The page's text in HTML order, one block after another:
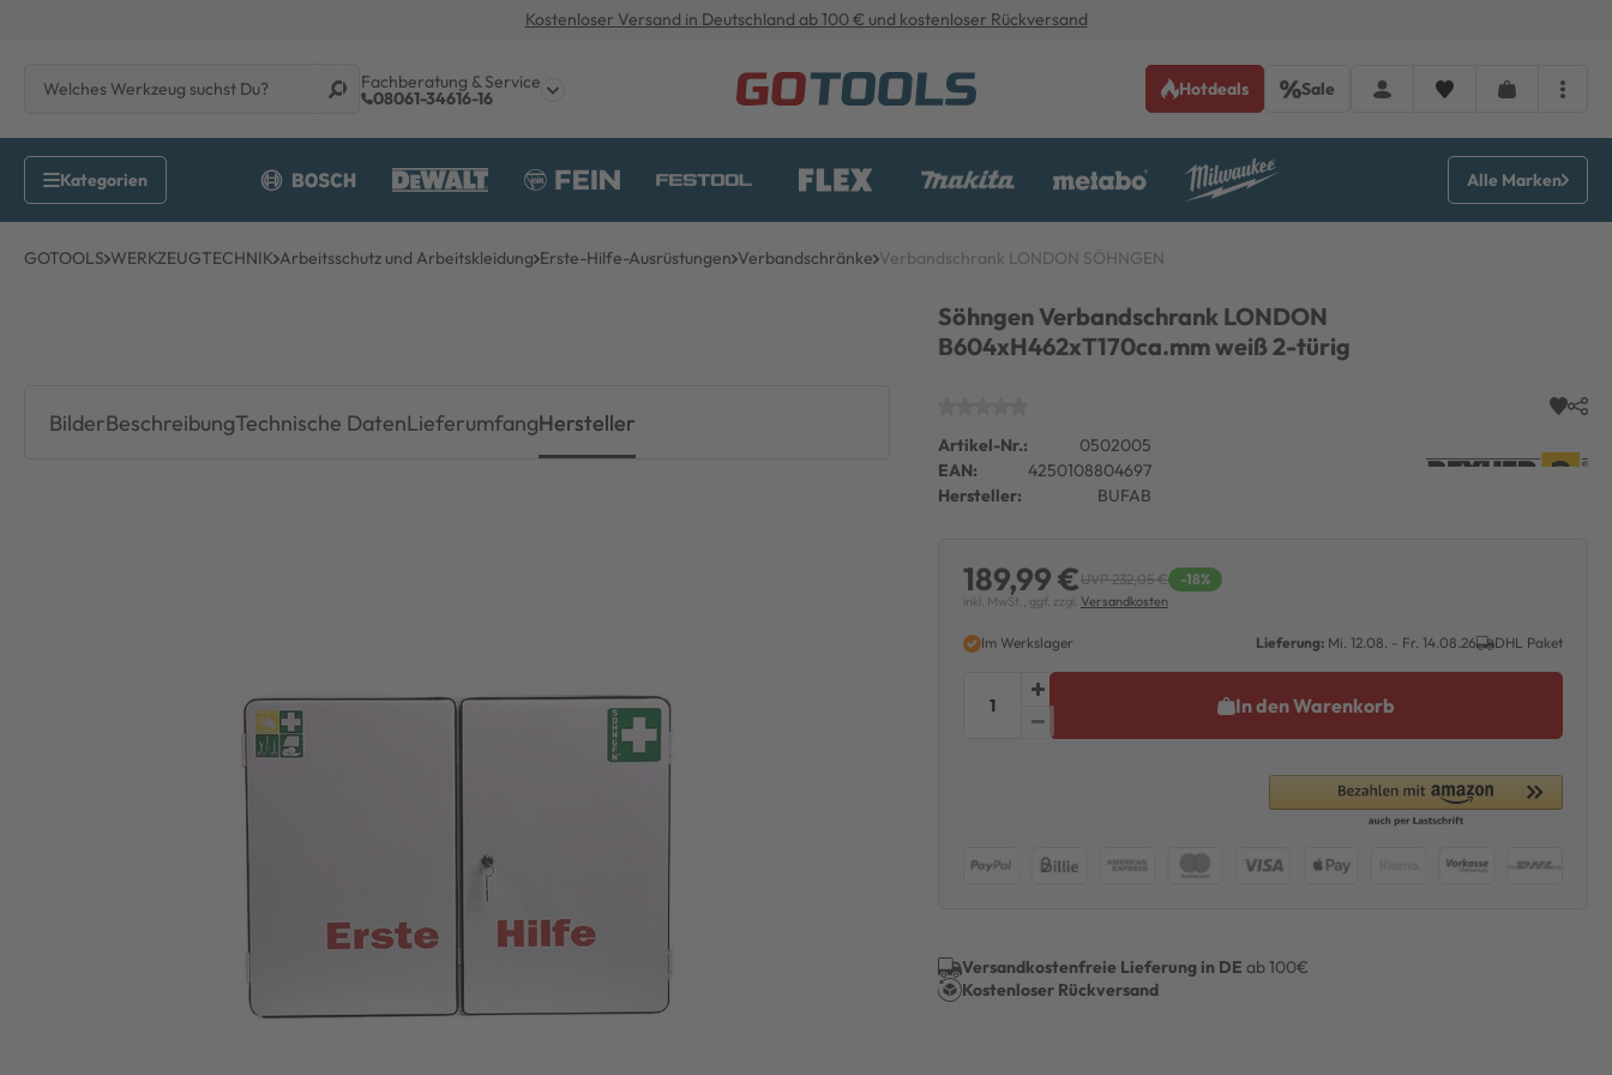
Kostenloser Versand in Deutschland ab 100 € und kostenloser Rückversand
Fachberatung & Service
08061-34616-16 Hotdeals Sale
Alle Marken
GOTOOLS WERKZEUGTECHNIK Arbeitsschutz und Arbeitskleidung Erste-Hilfe-Ausrüstungen Verbandschränke Verbandschrank LONDON SÖHNGEN
BilderBeschreibungTechnische DatenLieferumfangHersteller
Söhngen Verbandschrank LONDON
B604xH462xT170ca.mm weiß 2-türig
Artikel-Nr.:
0502005
EAN:
4250108804697
Hersteller:
BUFAB
189,99 €UVP 232,05 € -18%
inkl. MwSt., ggf. zzgl. Versandkosten
Im Werkslager Lieferung: Mi. 12.08. - Fr. 14.08.26 DHL Paket
In den Warenkorb
Versandkostenfreie Lieferung in DE ab 100€
Kostenloser Rückversand